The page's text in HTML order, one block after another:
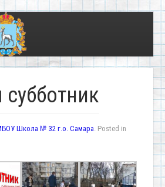
Школа № 32 г.о. Самара. Posted in